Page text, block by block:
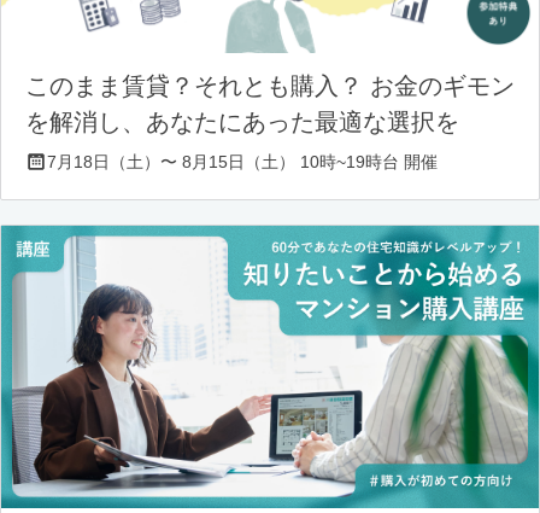
このまま賃貸？それとも購入？ お金のギモン
を解消し、あなたにあった最適な選択を
7月18日（土）〜 8月15日（土） 10時~19時台 開催